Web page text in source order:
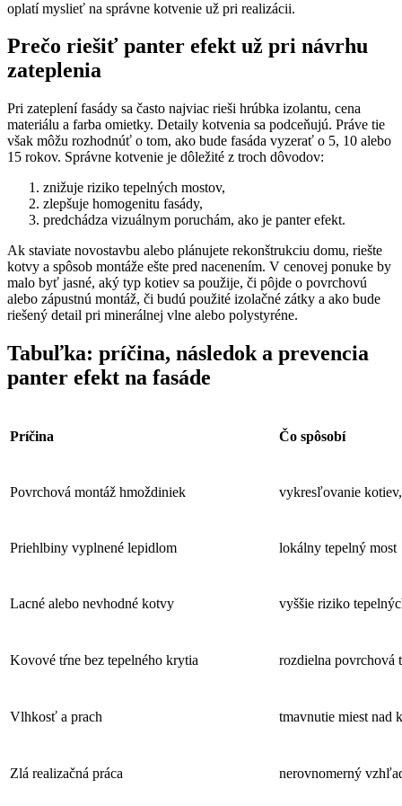
oplatí myslieť na správne kotvenie už pri realizácii.
Prečo riešiť panter efekt už pri návrhu
zateplenia
Pri zateplení fasády sa často najviac rieši hrúbka izolantu, cena
materiálu a farba omietky. Detaily kotvenia sa podceňujú. Práve tie
však môžu rozhodnúť o tom, ako bude fasáda vyzerať o 5, 10 alebo
15 rokov. Správne kotvenie je dôležité z troch dôvodov:
znižuje riziko tepelných mostov,
zlepšuje homogenitu fasády,
predchádza vizuálnym poruchám, ako je panter efekt.
Ak staviate novostavbu alebo plánujete rekonštrukciu domu, riešte
kotvy a spôsob montáže ešte pred nacenením. V cenovej ponuke by
malo byť jasné, aký typ kotiev sa použije, či pôjde o povrchovú
alebo zápustnú montáž, či budú použité izolačné zátky a ako bude
riešený detail pri minerálnej vlne alebo polystyréne.
Tabuľka: príčina, následok a prevencia
panter efekt na fasáde
Príčina Čo spôsobí
Povrchová montáž hmoždiniek vykresľovanie
Priehlbiny vyplnené lepidlom lokálny tepelný most
Lacné alebo nevhodné kotvy vyššie riziko
Kovové tŕne bez tepelného krytia rozdielna povrchová
Vlhkosť a prach tmavnutie miest nad
Zlá realizačná práca nerovnomerný